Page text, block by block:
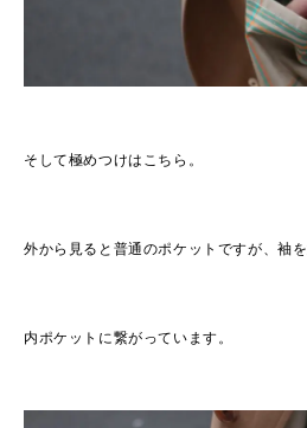
そして極めつけはこちら。
外から見ると普通のポケットですが、袖を
内ポケットに繋がっています。